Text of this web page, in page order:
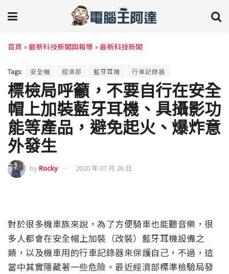
首頁 »最新科技新聞與報導 »最新科技新聞
Tags: 安全帽 經濟部 藍牙耳機 行車記錄器
標檢局呼籲，不要自行在安全
帽上加裝藍牙耳機、具攝影功
能等產品，避免起火、爆炸意
外發生
byRocky 2020 年 07 月 26 日
對於很多機車族來說，為了方便騎車也能聽音樂，很
多人都會在安全帽上加裝（改裝）藍牙耳機設備之
類，以及機車用的行車記錄器來保護自己，不過，這
當中其實隱藏著一些危險。最近經濟部標準檢驗局發